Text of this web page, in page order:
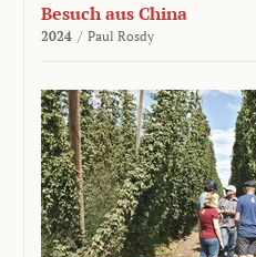
Besuch aus China
2024 / Paul Rosdy